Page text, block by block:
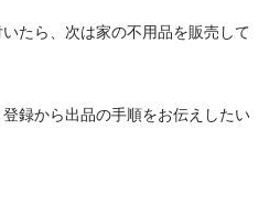
たら、次は家の不用品を販売して
録から出品の手順をお伝えしたい